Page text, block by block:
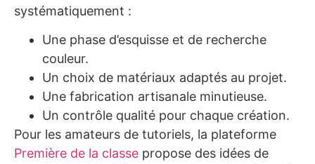
systématiquement :
Une phase d’esquisse et de recherche
couleur.
Un choix de matériaux adaptés au projet.
Une fabrication artisanale minutieuse.
Un contrôle qualité pour chaque création.
Pour les amateurs de tutoriels, la plateforme
Première de la classe propose des idées de